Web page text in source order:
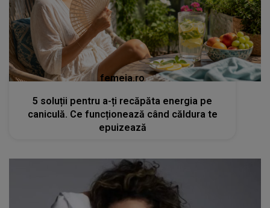
femeia.ro
5 soluții pentru a-ți recăpăta energia pe
caniculă. Ce funcționează când căldura te
epuizează